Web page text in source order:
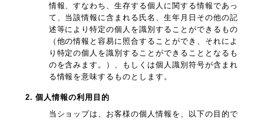
情報、すなわち、生存する個人に関する情報であっ
て、当該情報に含まれる氏名、生年月日その他の記
述等により特定の個人を識別することができるもの
（他の情報と容易に照合することができ、それによ
り特定の個人を識別することができることとなるも
のを含みます。）、もしくは個人識別符号が含まれ
る情報を意味するものとします。
2. 個人情報の利用目的
当ショップは、お客様の個人情報を、以下の目的で